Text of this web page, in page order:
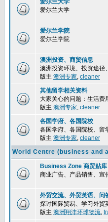
爱尔兰大学
爱尔兰大学
爱尔兰学院
爱尔兰学院
澳洲投资、商贸信息
澳洲投资环境、投资途
版主 澳洲专家, cleaner
其他留学相关资料
大家关心的问题：生活
版主 澳洲专家, cleaner
各国学府、各国院校
各国学府、各国院校、
版主 澳洲专家, cleaner
World Centre (business and
Business Zone 商贸贴库
商业广告、产品销售、宣
外贸交流、外贸英语、问
探讨国际贸易、学习外贸
版主 澳洲翔沣环球物流,